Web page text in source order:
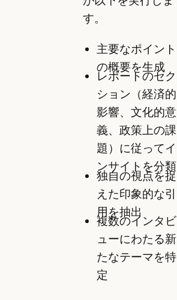
す。
主要なポイント
の概要を生成
レポートのセク
ション（経済的
影響、文化的意
義、政策上の課
題）に従ってイ
ンサイトを分類
独自の視点を捉
えた印象的な引
用を抽出
複数のインタビ
ューにわたる新
たなテーマを特
定